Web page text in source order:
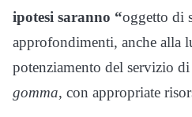
ipotesi saranno “oggetto di
approfondimenti, anche alla
potenziamento del servizio
gomma, con appropriate